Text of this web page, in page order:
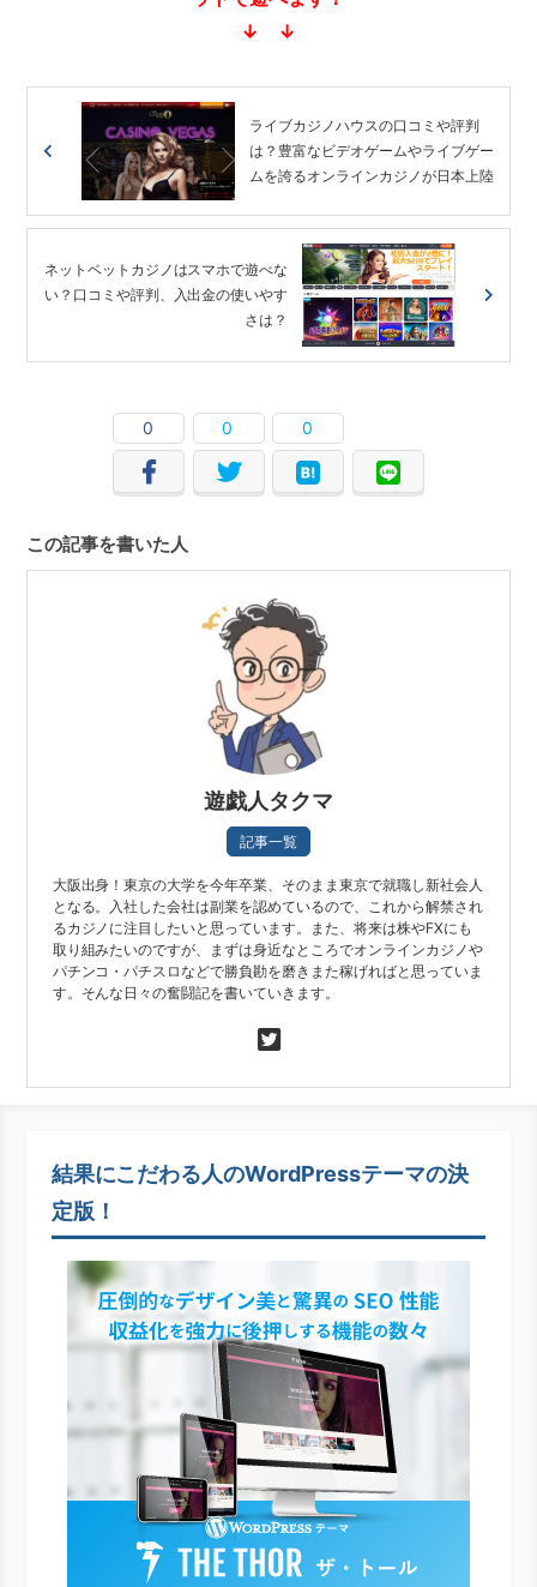
↓ ↓
ライブカジノハウスの口コミや評判
は？豊富なビデオゲームやライブゲー
ムを誇るオンラインカジノが日本上陸
ネットベットカジノはスマホで遊べな
い？口コミや評判、入出金の使いやす
さは？
0 0 0
この記事を書いた人
遊戯人タクマ
記事一覧
大阪出身！東京の大学を今年卒業、そのまま東京で就職し新社会人
となる。入社した会社は副業を認めているので、これから解禁され
るカジノに注目したいと思っています。また、将来は株やFXにも
取り組みたいのですが、まずは身近なところでオンラインカジノや
パチンコ・パチスロなどで勝負勘を磨きまた稼げればと思っていま
す。そんな日々の奮闘記を書いていきます。
結果にこだわる人のWordPressテーマの決
定版！